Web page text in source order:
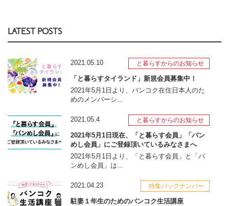
LATEST POSTS
2021.05.10 と暮らすからのお知らせ
「と暮らすタイランド」新規会員募集中！
2021年5月1日より、バンコク在住日本人のた
めのメンバーシ...
2021.05.4 と暮らすからのお知らせ
2021年5月1日現在、「と暮らす会員」「バン
めし会員」にご登録頂いているみなさまへ
2021年5月1日より、「と暮らす会員」と「バ
ンめし会員」は...
2021.04.23 特集バックナンバー
駐妻１年生のためのバンコク生活講座